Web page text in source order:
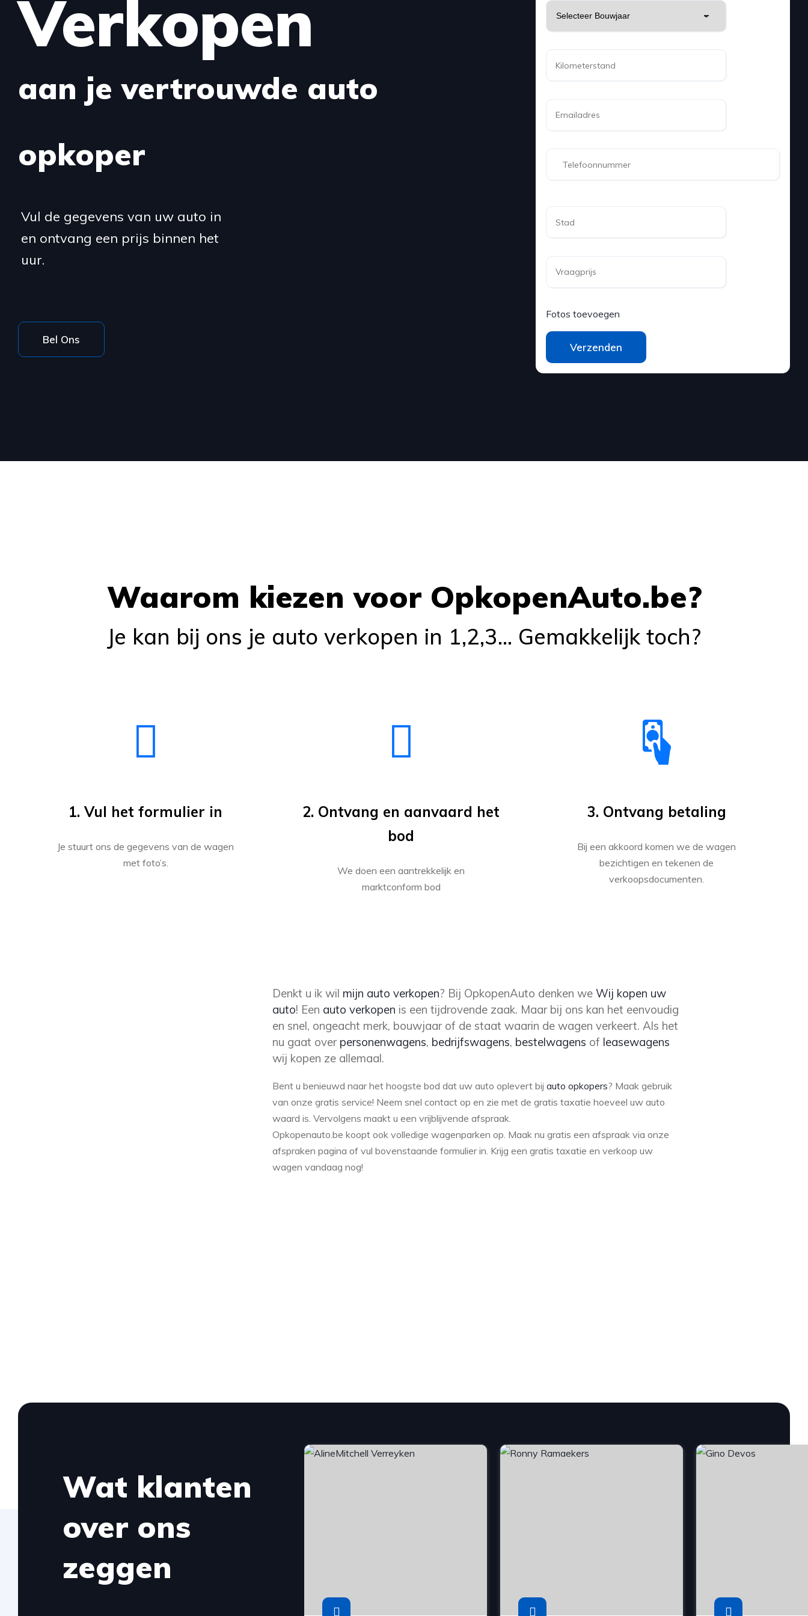
Verkopen
aan je vertrouwde auto
opkoper
Vul de gegevens van uw auto in
en ontvang een prijs binnen het
uur.
Bel Ons
Fotos toevoegen
Verzenden
Waarom kiezen voor OpkopenAuto.be?
Je kan bij ons je auto verkopen in 1,2,3... Gemakkelijk toch?
1. Vul het formulier in
Je stuurt ons de gegevens van de wagen
met foto’s.
2. Ontvang en aanvaard het
bod
We doen een aantrekkelijk en
marktconform bod
3. Ontvang betaling
Bij een akkoord komen we de wagen
bezichtigen en tekenen de
verkoopsdocumenten.
Denkt u ik wil mijn auto verkopen? Bij OpkopenAuto denken we Wij kopen uw
auto! Een auto verkopen is een tijdrovende zaak. Maar bij ons kan het eenvoudig
en snel, ongeacht merk, bouwjaar of de staat waarin de wagen verkeert. Als het
nu gaat over personenwagens, bedrijfswagens, bestelwagens of leasewagens
wij kopen ze allemaal.
Bent u benieuwd naar het hoogste bod dat uw auto oplevert bij auto opkopers? Maak gebruik
van onze gratis service! Neem snel contact op en zie met de gratis taxatie hoeveel uw auto
waard is. Vervolgens maakt u een vrijblijvende afspraak.
Opkopenauto.be koopt ook volledige wagenparken op. Maak nu gratis een afspraak via onze
afspraken pagina of vul bovenstaande formulier in. Krijg een gratis taxatie en verkoop uw
wagen vandaag nog!
Wat klanten
over ons
zeggen